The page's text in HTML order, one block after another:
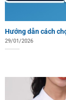
Hướng dẫn cách
29/01/2026